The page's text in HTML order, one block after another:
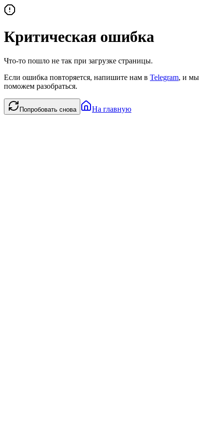
Критическая ошибка
Что-то пошло не так при загрузке страницы.
Если ошибка повторяется, напишите нам в Telegram, и мы
поможем разобраться.
Попробовать снова На главную